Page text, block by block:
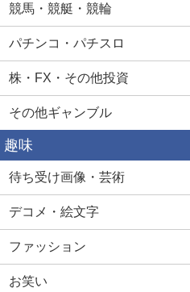
競馬・競艇・競輪
パチンコ・パチスロ
株・FX・その他投資
その他ギャンブル
趣味
待ち受け画像・芸術
デコメ・絵文字
ファッション
お笑い